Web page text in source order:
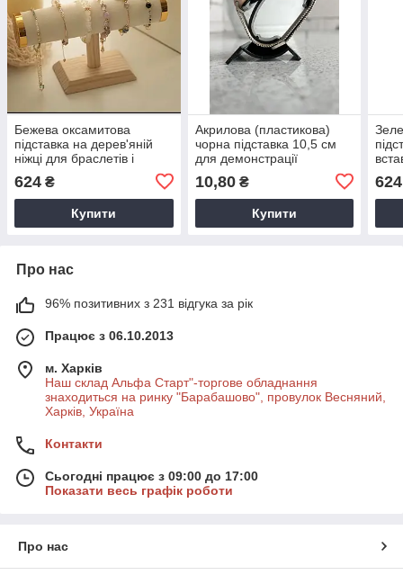
Бежева оксамитова
підставка на дерев'яній
ніжці для браслетів і
624 ₴
Купити
Акрилова (пластикова)
чорна підставка 10,5 см
для демонстрації
10,80₴
Купити
624
Про нас
96% позитивних з 231 відгука за рік
Працює з 06.10.2013
м. Харків
Наш склад Альфа Старт"-торгове обладнання
знаходиться на ринку "Барабашово", провулок Весняний,
Харків, Україна
Контакти
Сьогодні працює з 09:00 до 17:00
Показати весь графік роботи
Про нас